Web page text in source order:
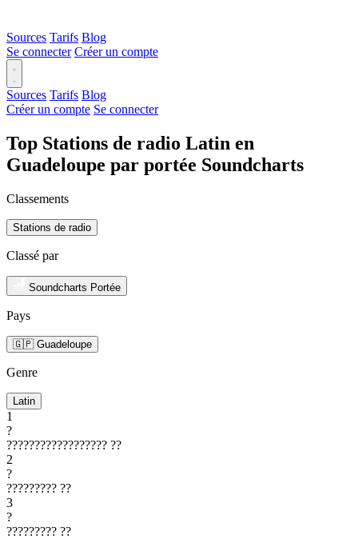
Sources Tarifs Blog
Se connecter Créer un compte
Sources Tarifs Blog
Créer un compte Se connecter
Top Stations de radio Latin en
Guadeloupe par portée Soundcharts
Classements
Stations de radio
Classé par
Soundcharts Portée
Pays
🇬🇵 Guadeloupe
Genre
Latin
1
?
?????????????????? ??
2
?
????????? ??
3
?
????????? ??